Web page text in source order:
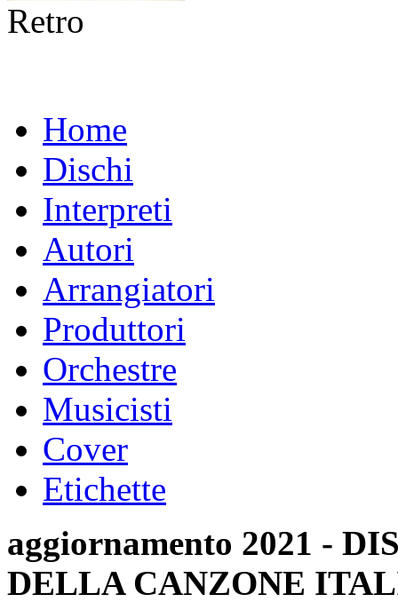
Retro
Home
Dischi
Interpreti
Autori
Arrangiatori
Produttori
Orchestre
Musicisti
Cover
Etichette
aggiornamento 2021 -
DELLA CANZONE